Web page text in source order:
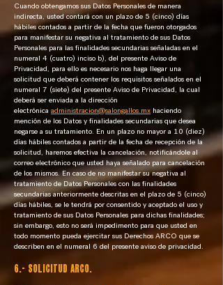
Cuando obtengamos sus Datos Personales de manera
indirecta, usted contará con un plazo de 5 (cinco) días
hábiles contados a partir de la fecha que fueron otorgados
para manifestar su negativa al tratamiento de sus Datos
Personales para las finalidades secundarias señaladas en el
numeral 4 (cuatro) inciso b), del presente Aviso de
Privacidad, para ello es necesario nos haga llegar una
solicitud que deberá contener los requisitos señalados en el
numeral 7 (siete) del presente Aviso de Privacidad, la cual
deberá ser enviada a la dirección
electrónica administracion@salongallos.mx haciendo
mención de los Datos y finalidades secundarias que desea
negarse a su tratamiento. En un plazo no mayor a 10 (diez)
días hábiles contados a partir de la fecha de recepción de la
solicitud, haremos efectiva la cancelación, notificándole al
correo electrónico que usted haya señalado para cancelación
de los mismos. En caso de no manifestar su negativa al
tratamiento de Datos Personales con las finalidades
secundarias anteriormente descritas en el plazo de 5 (cinco)
días hábiles, se le tendrá por consentido y aceptado el uso y
tratamiento de sus Datos Personales para dichas finalidades;
sin embargo, esto no será impedimento para que usted en
todo momento pueda ejercitar sus Derechos ARCO que se
describen en el numeral 6 del presente aviso de privacidad.
6.- SOLICITUD ARCO.